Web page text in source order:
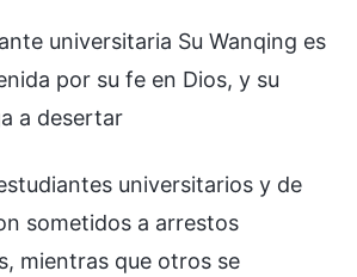
universitaria Su Wanqing es
por su fe en Dios, y su
a desertar
universitarios y de
sometidos a arrestos
mientras que otros se